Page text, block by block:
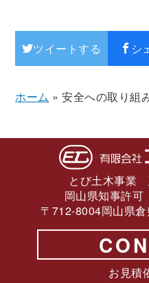
ツイートする シ
ホーム »安全への取り組
とび土木事業
岡山県知事許
〒712-8004岡山県
お見積